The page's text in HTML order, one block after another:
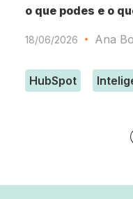
o que podes e o
18/06/2026 Ana
HubSpot